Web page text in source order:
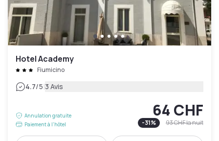
Hotel Academy
Fiumicino
4.7/5|3 Avis
Annulation gratuite
Paiement à l'hôtel
64 CHF
-31% 93 CHFla nuit